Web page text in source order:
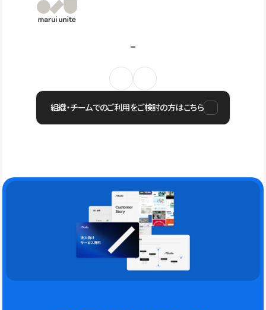
組織・チームでのご利用をご検討の方はこちら